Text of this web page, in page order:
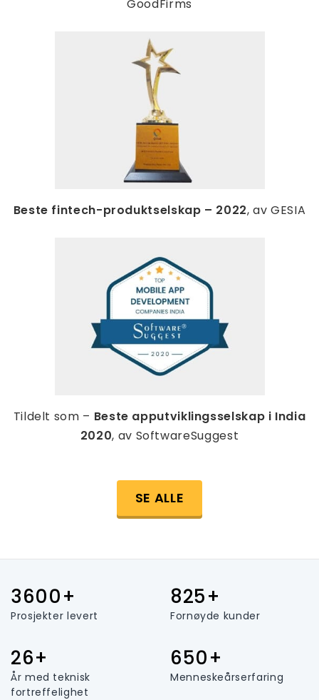
GoodFirms
Beste fintech-produktselskap – 2022, av GESIA
Tildelt som – Beste apputviklingsselskap i India
2020, av SoftwareSuggest
SE ALLE
3600+
Prosjekter levert
825+
Fornøyde kunder
26+
År med teknisk
fortreffelighet
650+
Menneskeårserfaring